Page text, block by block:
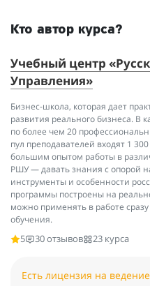
Кто автор курса?
Учебный центр
Управления»
Бизнес-школа, которая дает
развития реального бизнеса. В
по более чем 20
пул преподавателей входят 1
большим опытом работы в
РШУ — давать знания с опорой
инструменты и особенности
программы построены на
можно применять в работе
обучения.
5
30 отзывов 23 курса
Есть лицензия на